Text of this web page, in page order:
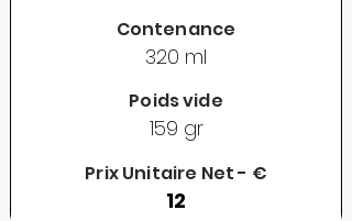
Contenance
320 ml
Poids vide
159 gr
Prix Unitaire Net - €
12